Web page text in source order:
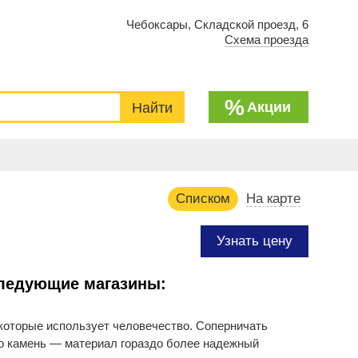
Чебоксары, Складской проезд, 6
Схема проезда
%Акции
На карте
Списком
Узнать цену
магазины:
использует человечество. Соперничать
камень — материал гораздо более надежный